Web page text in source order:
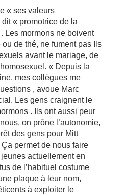
« ses valeurs
« promotrice de la
Les mormons ne boivent
ou de thé, ne fument pas Ils
avant le mariage, de
« Depuis la
mes collègues me
, avoue Marc
Les gens craignent le
. Ils ont aussi peur
on prône l’autonomie,
des gens pour Mitt
permet de nous faire
actuellement en
de l’habituel costume
plaque à leur nom,
à exploiter le